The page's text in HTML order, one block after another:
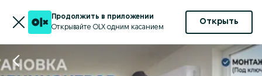
Продолжить в приложении
Открывайте OLX одним касанием
Открыть